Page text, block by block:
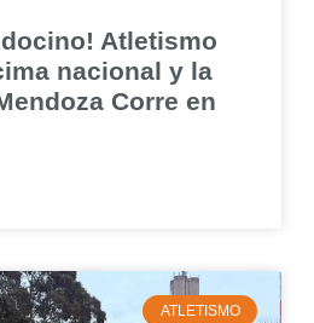
Atletismo
nacional y la
Corre en
ATLETISMO